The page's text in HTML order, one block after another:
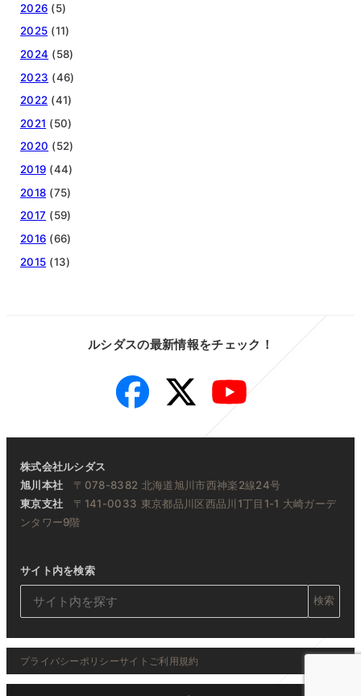
2026 (5)
2025 (11)
2024 (58)
2023 (46)
2022 (41)
2021 (50)
2020 (52)
2019 (44)
2018 (75)
2017 (59)
2016 (66)
2015 (13)
ルシダスの最新情報をチェック！
Facebook Twitter YouTube
株式会社ルシダス
旭川本社 〒078-8382 北海道旭川市西神楽2線24号
東京支社 〒141-0033 東京都品川区西品川1丁目1-1 大崎ガーデ
ンタワー9階
サイト内を検索
検索
プライバシーポリシーサイトご利用規約